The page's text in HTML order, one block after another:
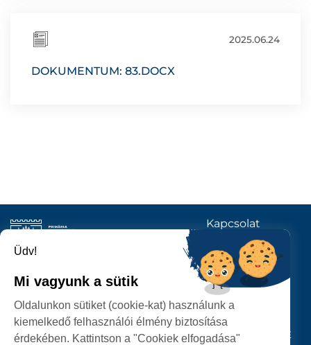
2025.06.24
DOKUMENTUM: 83.DOCX
SZATMÁRNÉMETI
POLGÁRMESTERI HIVATAL
P-ȚA 25 OCTOMBRIE, NR. 1 CORP M, 440026 SATU MARE
Kapcsolat
KÖVESSENEK
Üdv!
Mi vagyunk a sütik
Oldalunkon sütiket (cookie-kat) használunk a
kiemelkedő felhasználói élmény biztosítása
érdekében. Kattintson a "Cookiek elfogadása"